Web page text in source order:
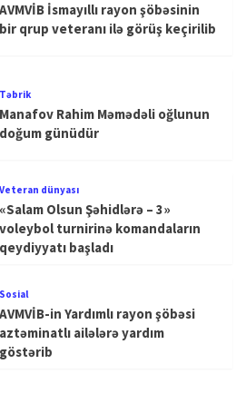
AVMVİB İsmayıllı rayon şöbəsinin
bir qrup veteranı ilə görüş keçirilib
Təbrik
Manafov Rahim Məmədəli oğlunun
doğum günüdür
Veteran dünyası
«Salam Olsun Şəhidlərə – 3»
voleybol turnirinə komandaların
qeydiyyatı başladı
Sosial
AVMVİB-in Yardımlı rayon şöbəsi
aztəminatlı ailələrə yardım
göstərib